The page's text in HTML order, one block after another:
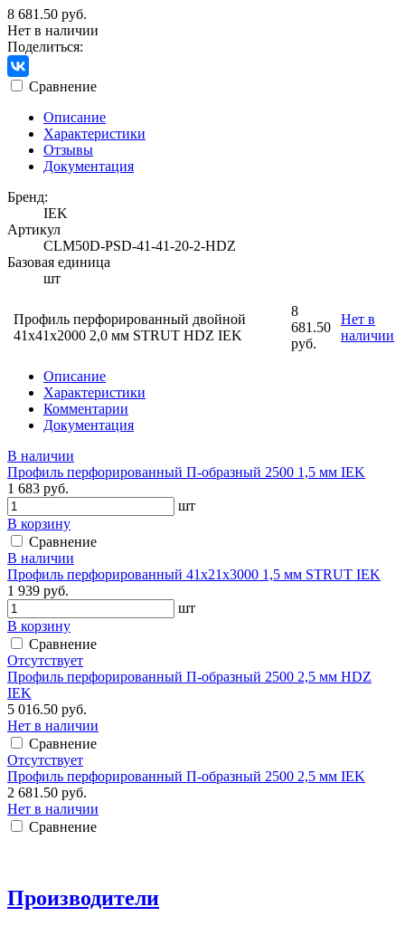
8 681.50 руб.
Нет в наличии
Поделиться:
Сравнение
Описание
Характеристики
Отзывы
Документация
Бренд:
IEK
Артикул
CLM50D-PSD-41-41-20-2-HDZ
Базовая единица
шт
Профиль перфорированный двойной
41х41х2000 2,0 мм STRUT HDZ IEK
8
681.50
руб.
Нет в
наличии
Описание
Характеристики
Комментарии
Документация
В наличии
Профиль перфорированный П-образный 2500 1,5 мм IEK
1 683 руб.
шт
В корзину
Сравнение
В наличии
Профиль перфорированный 41х21х3000 1,5 мм STRUT IEK
1 939 руб.
шт
В корзину
Сравнение
Отсутствует
Профиль перфорированный П-образный 2500 2,5 мм HDZ
IEK
5 016.50 руб.
Нет в наличии
Сравнение
Отсутствует
Профиль перфорированный П-образный 2500 2,5 мм IEK
2 681.50 руб.
Нет в наличии
Сравнение
Производители